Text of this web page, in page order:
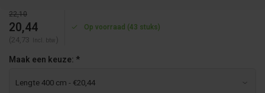
22,10
20,44
(24,73 Incl. btw )
Op voorraad (43 stuks)
Maak een keuze: *